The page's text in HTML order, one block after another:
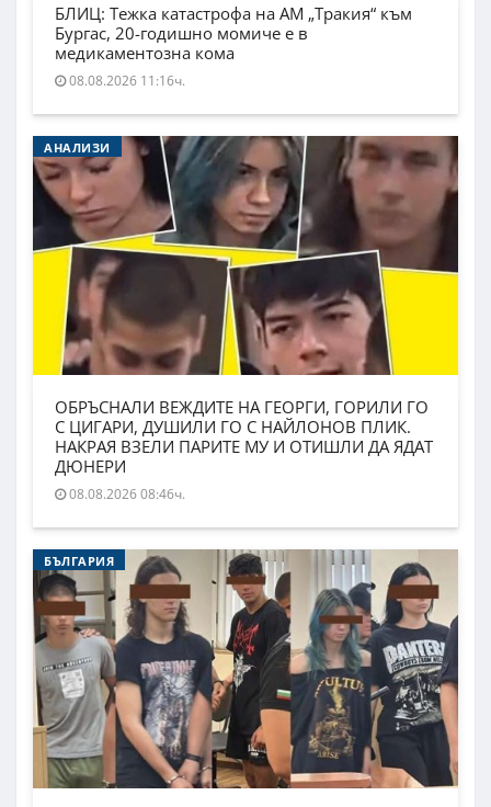
БЛИЦ: Тежка катастрофа на АМ „Тракия“ към
Бургас, 20-годишно момиче е в
медикаментозна кома
08.08.2026 11:16ч.
АНАЛИЗИ
ОБРЪСНАЛИ ВЕЖДИТЕ НА ГЕОРГИ, ГОРИЛИ ГО
С ЦИГАРИ, ДУШИЛИ ГО С НАЙЛОНОВ ПЛИК.
НАКРАЯ ВЗЕЛИ ПАРИТЕ МУ И ОТИШЛИ ДА ЯДАТ
ДЮНЕРИ
08.08.2026 08:46ч.
БЪЛГАРИЯ